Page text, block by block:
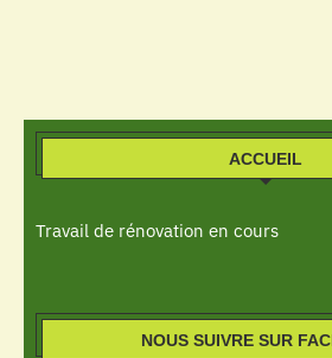
ACCUEIL
Travail de rénovation en cours
NOUS SUIVRE SUR